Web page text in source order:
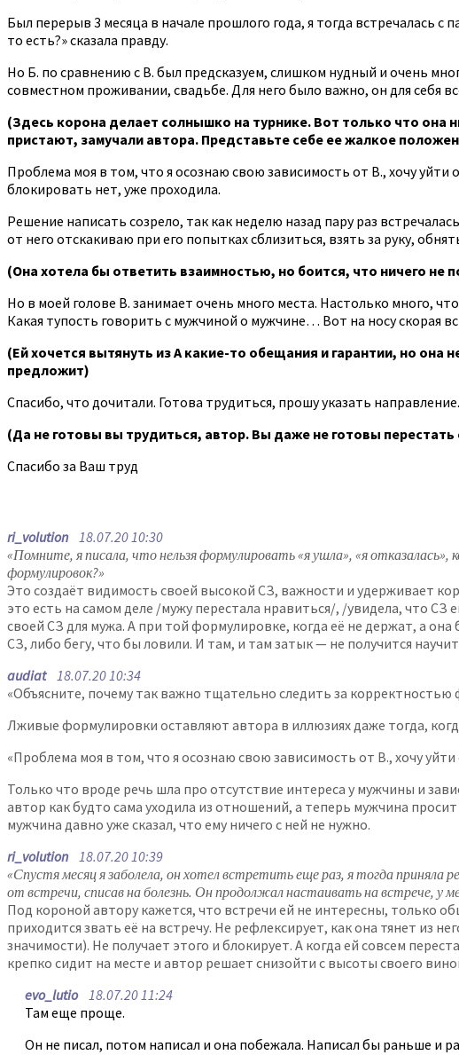
Был перерыв 3 месяца в начале прошлого года, я тогда встречалась
то есть?» сказала правду.
Но Б. по сравнению с В. был предсказуем, слишком нудный и очень
совместном проживании, свадьбе. Для него было важно, он для себя
(Здесь корона делает солнышко на турнике. Вот только что она
пристают, замучали автора. Представьте себе ее жалкое
Проблема моя в том, что я осознаю свою зависимость от В., хочу
блокировать нет, уже проходила.
Решение написать созрело, так как неделю назад пару раз
от него отскакиваю при его попытках сблизиться, взять за руку,
(Она хотела бы ответить взаимностью, но боится, что ничего не
Но в моей голове В. занимает очень много места. Настолько много,
Какая тупость говорить с мужчиной о мужчине… Вот на носу скорая
(Ей хочется вытянуть из А какие-то обещания и гарантии, но она
предложит)
Спасибо, что дочитали. Готова трудиться, прошу указать направление.
(Да не готовы вы трудиться, автор. Вы даже не готовы перестать
Спасибо за Ваш труд
ri_volution18.07.20 10:30
«Помните, я писала, что нельзя формулировать «я ушла», «я
формулировок?»
Это создаёт видимость своей высокой СЗ, важности и удерживает
это есть на самом деле /мужу перестала нравиться/, /увидела, что
своей СЗ для мужа. А при той формулировке, когда её не держат, а
СЗ, либо бегу, что бы ловили. И там, и там затык — не получится
audiat18.07.20 10:34
«Объясните, почему так важно тщательно следить за корректностью
Лживые формулировки оставляют автора в иллюзиях даже тогда,
«Проблема моя в том, что я осознаю свою зависимость от В., хочу
Только что вроде речь шла про отсутствие интереса у мужчины и
автор как будто сама уходила из отношений, а теперь мужчина
мужчина давно уже сказал, что ему ничего с ней не нужно.
ri_volution18.07.20 10:39
«Спустя месяц я заболела, он хотел встретить еще раз, я тогда приняла
от встречи, списав на болезнь. Он продолжал настаивать на встрече, у
Под короной автору кажется, что встречи ей не интересны, только
приходится звать её на встречу. Не рефлексирует, как она тянет из
значимости). Не получает этого и блокирует. А когда ей совсем
крепко сидит на месте и автор решает снизойти с высоты своего
evo_lutio18.07.20 11:24
Там еще проще.
Он не писал, потом написал и она побежала. Написал бы раньше и